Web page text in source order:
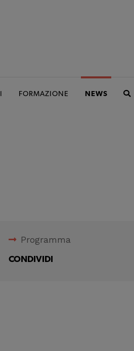
FORMAZIONE NEWS
Programma
CONDIVIDI